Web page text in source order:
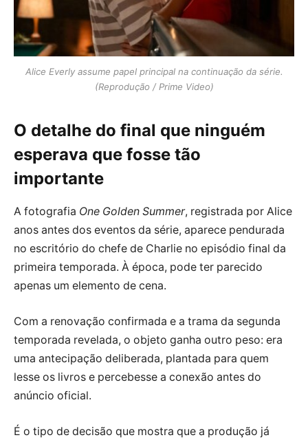
Alice Everly assume papel principal na continuação da série.
(Reprodução / Prime Video)
O detalhe do final que ninguém
esperava que fosse tão
importante
A fotografia One Golden Summer, registrada por Alice
anos antes dos eventos da série, aparece pendurada
no escritório do chefe de Charlie no episódio final da
primeira temporada. À época, pode ter parecido
apenas um elemento de cena.
Com a renovação confirmada e a trama da segunda
temporada revelada, o objeto ganha outro peso: era
uma antecipação deliberada, plantada para quem
lesse os livros e percebesse a conexão antes do
anúncio oficial.
É o tipo de decisão que mostra que a produção já